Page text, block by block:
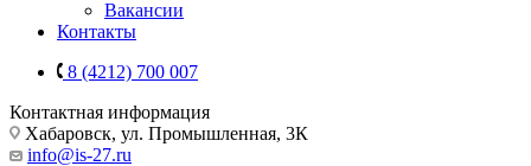
Вакансии
Контакты
8 (4212) 700 007
Контактная информация
Хабаровск, ул. Промышленная, 3К
info@is-27.ru